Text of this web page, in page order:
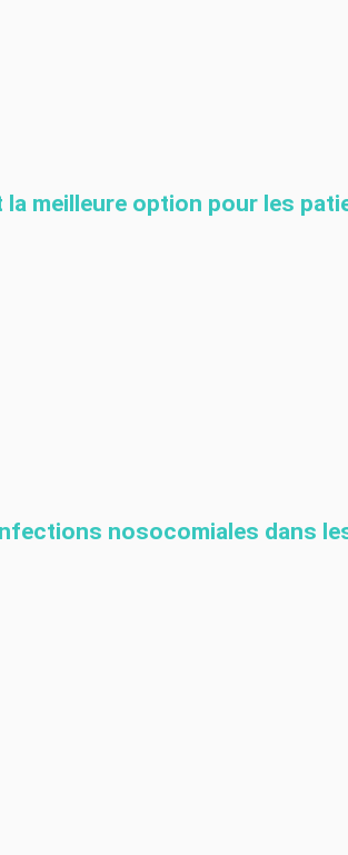
la meilleure option pour les
nosocomiales dans